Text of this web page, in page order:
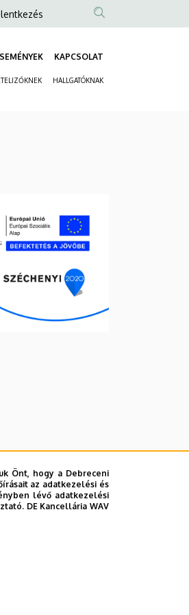
KAPCSOLAT
HALLGATÓKNAK
Önt, hogy a Debreceni
az adatkezelési és
lévő adatkezelési
DE Kancellária WAV